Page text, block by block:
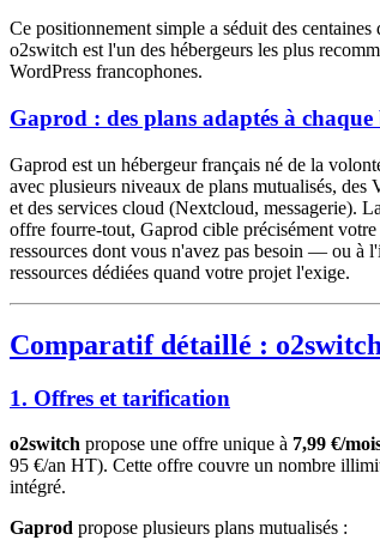
Ce positionnement simple a séduit des
o2switch est l'un des hébergeurs les plus
WordPress francophones.
Gaprod : des plans adaptés à chaque
Gaprod est un hébergeur français né de la
avec plusieurs niveaux de plans mutualisés,
et des services cloud (Nextcloud, messagerie).
offre fourre-tout, Gaprod cible précisément
ressources dont vous n'avez pas besoin — ou à
ressources dédiées quand votre projet l'exige.
Comparatif détaillé :
1. Offres et tarification
o2switch propose une offre unique à 7,99 €/
95 €/an HT). Cette offre couvre un nombre
intégré.
Gaprod propose plusieurs plans mutualisés :